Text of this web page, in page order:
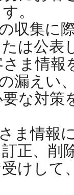
。
収集に
は公表
ま情報
漏えい
な対策
ま情報
正、削
けして